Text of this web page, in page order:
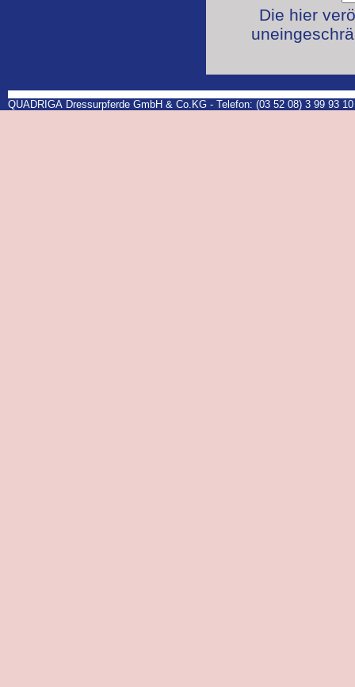
Die hier
QUADRIGA Dressurpferde GmbH & Co.KG - Telefon: (03 52 08) 3 99 93 10